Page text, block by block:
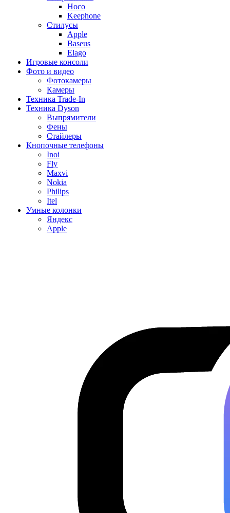
Hoco
Keephone
Стилусы
Apple
Baseus
Elago
Игровые консоли
Фото и видео
Фотокамеры
Камеры
Техника Trade-In
Техника Dyson
Выпрямители
Фены
Стайлеры
Кнопочные телефоны
Inoi
Fly
Maxvi
Nokia
Philips
Itel
Умные колонки
Яндекс
Apple